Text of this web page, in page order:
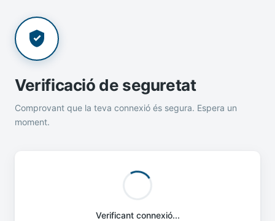
Verificació de seguretat
Comprovant que la teva connexió és segura. Espera un
moment.
Verificant connexió...